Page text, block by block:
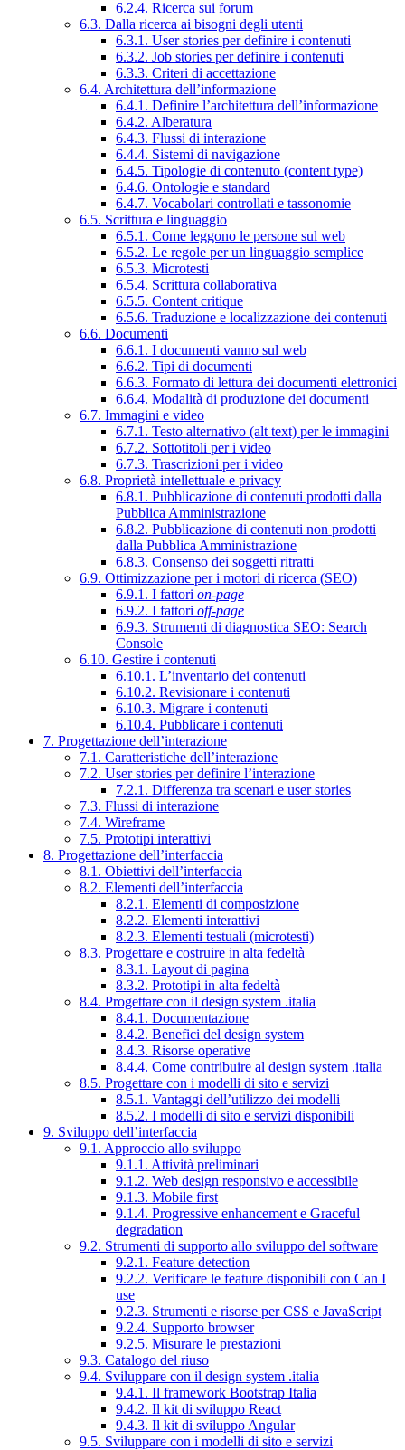
6.2.4. Ricerca sui forum
6.3. Dalla ricerca ai bisogni degli utenti
6.3.1. User stories per definire i contenuti
6.3.2. Job stories per definire i contenuti
6.3.3. Criteri di accettazione
6.4. Architettura dell’informazione
6.4.1. Definire l’architettura dell’informazione
6.4.2. Alberatura
6.4.3. Flussi di interazione
6.4.4. Sistemi di navigazione
6.4.5. Tipologie di contenuto (content type)
6.4.6. Ontologie e standard
6.4.7. Vocabolari controllati e tassonomie
6.5. Scrittura e linguaggio
6.5.1. Come leggono le persone sul web
6.5.2. Le regole per un linguaggio semplice
6.5.3. Microtesti
6.5.4. Scrittura collaborativa
6.5.5. Content critique
6.5.6. Traduzione e localizzazione dei contenuti
6.6. Documenti
6.6.1. I documenti vanno sul web
6.6.2. Tipi di documenti
6.6.3. Formato di lettura dei documenti elettronici
6.6.4. Modalità di produzione dei documenti
6.7. Immagini e video
6.7.1. Testo alternativo (alt text) per le immagini
6.7.2. Sottotitoli per i video
6.7.3. Trascrizioni per i video
6.8. Proprietà intellettuale e privacy
6.8.1. Pubblicazione di contenuti prodotti dalla
Pubblica Amministrazione
6.8.2. Pubblicazione di contenuti non prodotti
dalla Pubblica Amministrazione
6.8.3. Consenso dei soggetti ritratti
6.9. Ottimizzazione per i motori di ricerca (SEO)
6.9.1. I fattori on-page
6.9.2. I fattori off-page
6.9.3. Strumenti di diagnostica SEO: Search
Console
6.10. Gestire i contenuti
6.10.1. L’inventario dei contenuti
6.10.2. Revisionare i contenuti
6.10.3. Migrare i contenuti
6.10.4. Pubblicare i contenuti
7. Progettazione dell’interazione
7.1. Caratteristiche dell’interazione
7.2. User stories per definire l’interazione
7.2.1. Differenza tra scenari e user stories
7.3. Flussi di interazione
7.4. Wireframe
7.5. Prototipi interattivi
8. Progettazione dell’interfaccia
8.1. Obiettivi dell’interfaccia
8.2. Elementi dell’interfaccia
8.2.1. Elementi di composizione
8.2.2. Elementi interattivi
8.2.3. Elementi testuali (microtesti)
8.3. Progettare e costruire in alta fedeltà
8.3.1. Layout di pagina
8.3.2. Prototipi in alta fedeltà
8.4. Progettare con il design system .italia
8.4.1. Documentazione
8.4.2. Benefici del design system
8.4.3. Risorse operative
8.4.4. Come contribuire al design system .italia
8.5. Progettare con i modelli di sito e servizi
8.5.1. Vantaggi dell’utilizzo dei modelli
8.5.2. I modelli di sito e servizi disponibili
9. Sviluppo dell’interfaccia
9.1. Approccio allo sviluppo
9.1.1. Attività preliminari
9.1.2. Web design responsivo e accessibile
9.1.3. Mobile first
9.1.4. Progressive enhancement e Graceful
degradation
9.2. Strumenti di supporto allo sviluppo del software
9.2.1. Feature detection
9.2.2. Verificare le feature disponibili con Can I
use
9.2.3. Strumenti e risorse per CSS e JavaScript
9.2.4. Supporto browser
9.2.5. Misurare le prestazioni
9.3. Catalogo del riuso
9.4. Sviluppare con il design system .italia
9.4.1. Il framework Bootstrap Italia
9.4.2. Il kit di sviluppo React
9.4.3. Il kit di sviluppo Angular
9.5. Sviluppare con i modelli di sito e servizi